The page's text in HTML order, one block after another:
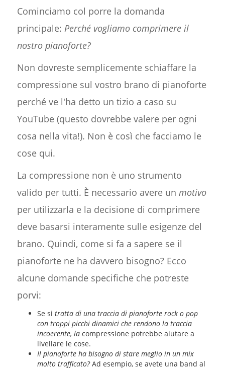
Cominciamo col porre la domanda
principale: Perché vogliamo comprimere il
nostro pianoforte?
Non dovreste semplicemente schiaffare la
compressione sul vostro brano di pianoforte
perché ve l'ha detto un tizio a caso su
YouTube (questo dovrebbe valere per ogni
cosa nella vita!). Non è così che facciamo le
cose qui.
La compressione non è uno strumento
valido per tutti. È necessario avere un motivo
per utilizzarla e la decisione di comprimere
deve basarsi interamente sulle esigenze del
brano. Quindi, come si fa a sapere se il
pianoforte ne ha davvero bisogno? Ecco
alcune domande specifiche che potreste
porvi:
Se si tratta di una traccia di pianoforte rock o pop
con troppi picchi dinamici che rendono la traccia
incoerente, lacompressione potrebbe aiutare a
livellare le cose.
Il pianoforte ha bisogno di stare meglio in un mix
molto trafficato?Ad esempio, se avete una band al